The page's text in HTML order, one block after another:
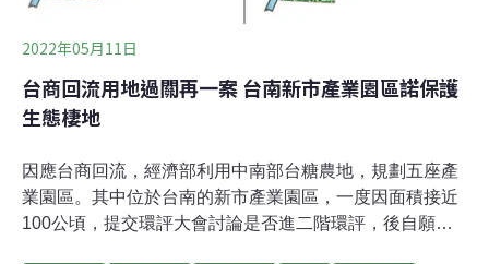
學城，地方就在附近港墘農場開發綠能產業園區，形成相
輔相成的綠能產業鏈。
2022年05月11日
台商回流用地過關再一案 台南新市產業園區諾保護
生態棲地
因應台商回流，經濟部利用中南部台糖農地，規劃五座產
業園區。其中位於台南的新市產業園區，一度因面積接近
100公頃，提交環評大會討論是否進二階環評，後自願縮